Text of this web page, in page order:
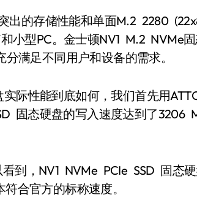
的存储性能和单面M.2 2280
小型PC。金士顿NV1 M.2 NVMe
满足不同用户和设备的需求。
性能到底如何，我们首先用
固态硬盘的写入速度达到了3206
，NV1 NVMe PCIe SSD 固态
合官方的标称速度。